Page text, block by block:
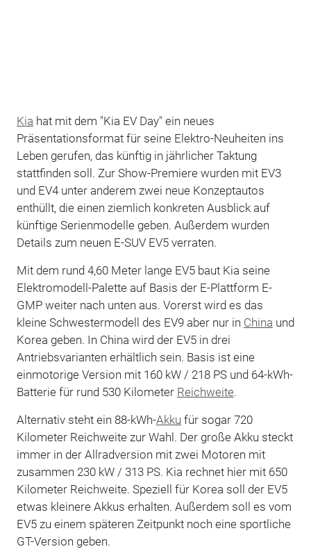
Kia hat mit dem "Kia EV Day" ein neues
Präsentationsformat für seine Elektro-Neuheiten ins
Leben gerufen, das künftig in jährlicher Taktung
stattfinden soll. Zur Show-Premiere wurden mit EV3
und EV4 unter anderem zwei neue Konzeptautos
enthüllt, die einen ziemlich konkreten Ausblick auf
künftige Serienmodelle geben. Außerdem wurden
Details zum neuen E-SUV EV5 verraten.
Mit dem rund 4,60 Meter lange EV5 baut Kia seine
Elektromodell-Palette auf Basis der E-Plattform E-
GMP weiter nach unten aus. Vorerst wird es das
kleine Schwestermodell des EV9 aber nur in China und
Korea geben. In China wird der EV5 in drei
Antriebsvarianten erhältlich sein. Basis ist eine
einmotorige Version mit 160 kW / 218 PS und 64-kWh-
Batterie für rund 530 Kilometer Reichweite.
Alternativ steht ein 88-kWh-Akku für sogar 720
Kilometer Reichweite zur Wahl. Der große Akku steckt
immer in der Allradversion mit zwei Motoren mit
zusammen 230 kW / 313 PS. Kia rechnet hier mit 650
Kilometer Reichweite. Speziell für Korea soll der EV5
etwas kleinere Akkus erhalten. Außerdem soll es vom
EV5 zu einem späteren Zeitpunkt noch eine sportliche
GT-Version geben.